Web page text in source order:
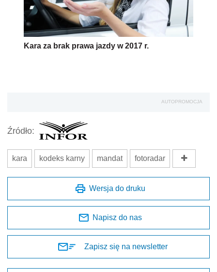
Kara za brak prawa jazdy w 2017 r.
AUTOPROMOCJA
Źródło:
kara kodeks karny mandat fotoradar
Wersja do druku
Napisz do nas
Zapisz się na newsletter